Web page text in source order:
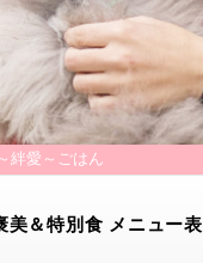
絆愛～ごはん
美＆特別食 メニュー表